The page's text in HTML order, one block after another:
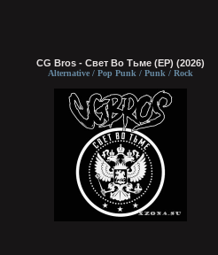
CG Bros - Свет Во Тьме (EP) (2026)
Alternative / Pop Punk / Punk / Rock